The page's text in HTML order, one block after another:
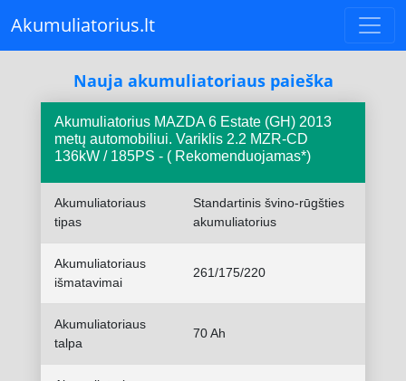
Akumuliatorius.lt
Nauja akumuliatoriaus paieška
Akumuliatorius MAZDA 6 Estate (GH) 2013
metų automobiliui. Variklis 2.2 MZR-CD
136kW / 185PS - ( Rekomenduojamas*)
Akumuliatoriaus
tipas
Standartinis švino-rūgšties
akumuliatorius
Akumuliatoriaus
išmatavimai
261/175/220
Akumuliatoriaus
talpa
70 Ah